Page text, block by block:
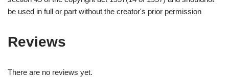
be used in full or part without the creator's prior permission
Reviews
There are no reviews yet.